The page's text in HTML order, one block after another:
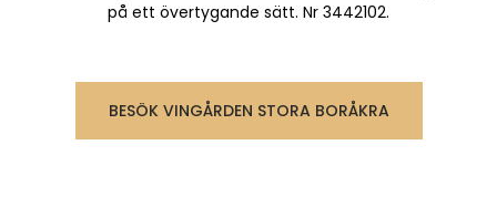
på ett övertygande sätt. Nr 3442102.
BESÖK VINGÅRDEN STORA BORÅKRA